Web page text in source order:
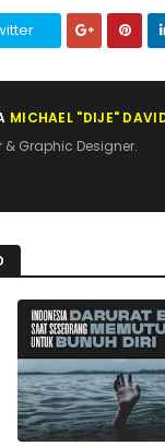
MICHAEL "DIJE"
Graphic Designer.